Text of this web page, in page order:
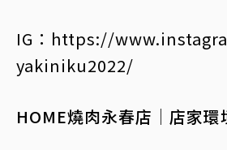
IG：https://
yakiniku2022/
HOME燒肉永春店│店家環